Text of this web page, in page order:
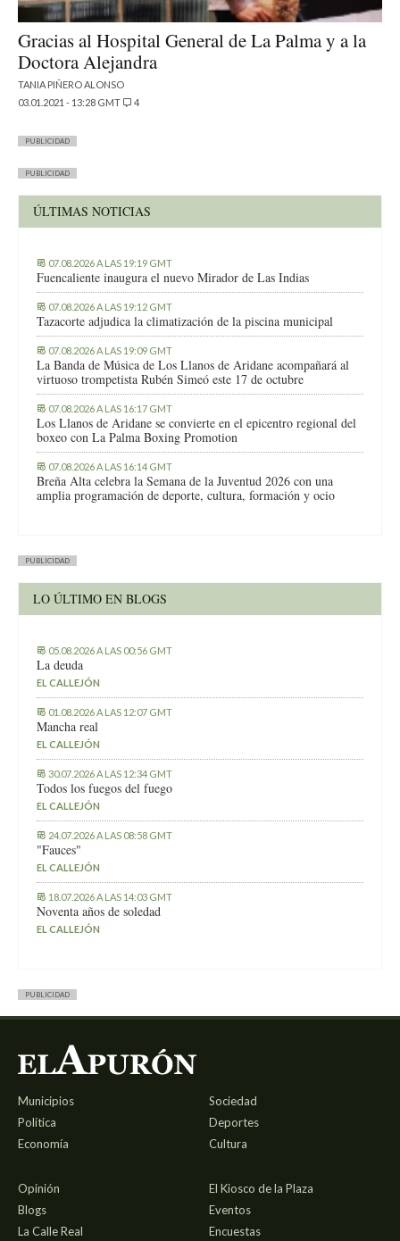
Gracias al Hospital General de La Palma y a la
Doctora Alejandra
TANIA PIÑERO ALONSO
03.01.2021 - 13:28 GMT
4
PUBLICIDAD
PUBLICIDAD
ÚLTIMAS NOTICIAS
07.08.2026 A LAS 19:19 GMT
Fuencaliente inaugura el nuevo Mirador de Las Indias
07.08.2026 A LAS 19:12 GMT
Tazacorte adjudica la climatización de la piscina municipal
07.08.2026 A LAS 19:09 GMT
La Banda de Música de Los Llanos de Aridane acompañará al
virtuoso trompetista Rubén Simeó este 17 de octubre
07.08.2026 A LAS 16:17 GMT
Los Llanos de Aridane se convierte en el epicentro regional del
boxeo con La Palma Boxing Promotion
07.08.2026 A LAS 16:14 GMT
Breña Alta celebra la Semana de la Juventud 2026 con una
amplia programación de deporte, cultura, formación y ocio
PUBLICIDAD
LO ÚLTIMO EN BLOGS
05.08.2026 A LAS 00:56 GMT
La deuda
EL CALLEJÓN
01.08.2026 A LAS 12:07 GMT
Mancha real
EL CALLEJÓN
30.07.2026 A LAS 12:34 GMT
Todos los fuegos del fuego
EL CALLEJÓN
24.07.2026 A LAS 08:58 GMT
"Fauces"
EL CALLEJÓN
18.07.2026 A LAS 14:03 GMT
Noventa años de soledad
EL CALLEJÓN
PUBLICIDAD
Municipios
Política
Economía
Sociedad
Deportes
Cultura
Opinión
Blogs
La Calle Real
El Kiosco de la Plaza
Eventos
Encuestas